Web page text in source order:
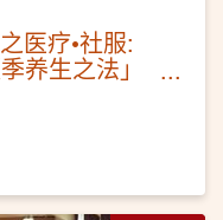
医疗•社服:
养生之法」